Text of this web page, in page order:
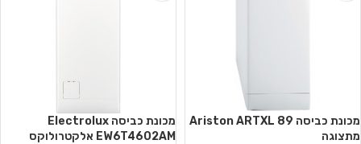
מכונת כביסה Ariston ARTXL 89
מתצוגה
מכונת כביסה Electrolux
EW6T4602AM אלקטרולוקס